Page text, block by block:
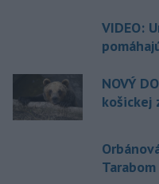
VIDEO:
NOVÝ
košickej